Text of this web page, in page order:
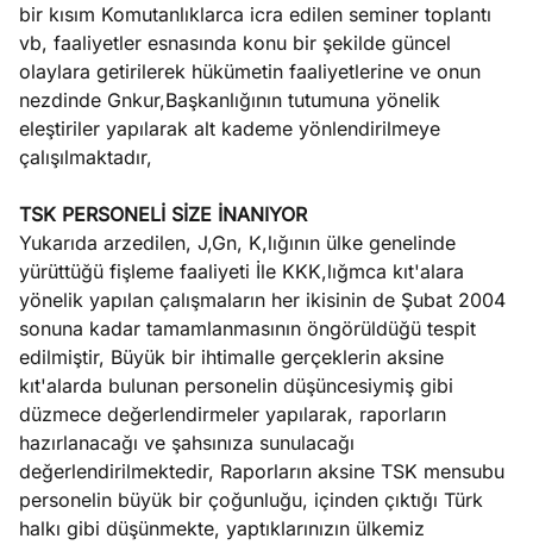
bir kısım Komutanlıklarca icra edilen seminer toplantı
vb, faaliyetler esnasında konu bir şekilde güncel
olaylara getirilerek hükümetin faaliyetlerine ve onun
nezdinde Gnkur,Başkanlığının tutumuna yönelik
eleştiriler yapılarak alt kademe yönlendirilmeye
çalışılmaktadır,
TSK PERSONELİ SİZE İNANIYOR
Yukarıda arzedilen, J,Gn, K,lığının ülke genelinde
yürüttüğü fişleme faaliyeti İle KKK,lığmca kıt'alara
yönelik yapılan çalışmaların her ikisinin de Şubat 2004
sonuna kadar tamamlanmasının öngörüldüğü tespit
edilmiştir, Büyük bir ihtimalle gerçeklerin aksine
kıt'alarda bulunan personelin düşüncesiymiş gibi
düzmece değerlendirmeler yapılarak, raporların
hazırlanacağı ve şahsınıza sunulacağı
değerlendirilmektedir, Raporların aksine TSK mensubu
personelin büyük bir çoğunluğu, içinden çıktığı Türk
halkı gibi düşünmekte, yaptıklarınızın ülkemiz